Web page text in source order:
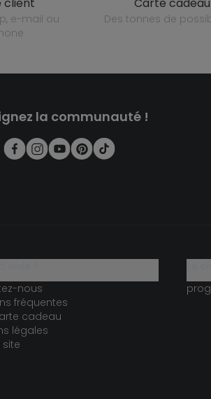
des tonnes de
la communauté !
nous
fréquentes
cadeau
légales